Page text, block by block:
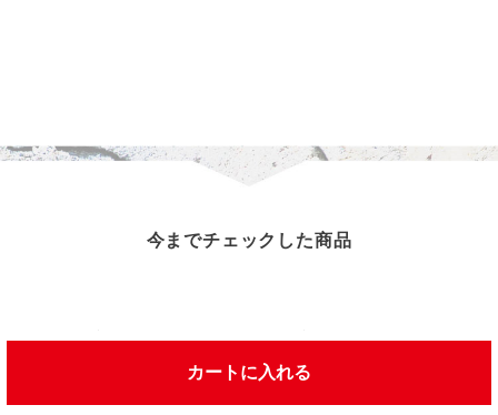
カートに入れる
今までチェックした商品
この商品を見た人は、こんな商品を見ています